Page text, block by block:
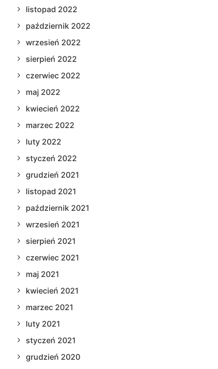
listopad 2022
październik 2022
wrzesień 2022
sierpień 2022
czerwiec 2022
maj 2022
kwiecień 2022
marzec 2022
luty 2022
styczeń 2022
grudzień 2021
listopad 2021
październik 2021
wrzesień 2021
sierpień 2021
czerwiec 2021
maj 2021
kwiecień 2021
marzec 2021
luty 2021
styczeń 2021
grudzień 2020